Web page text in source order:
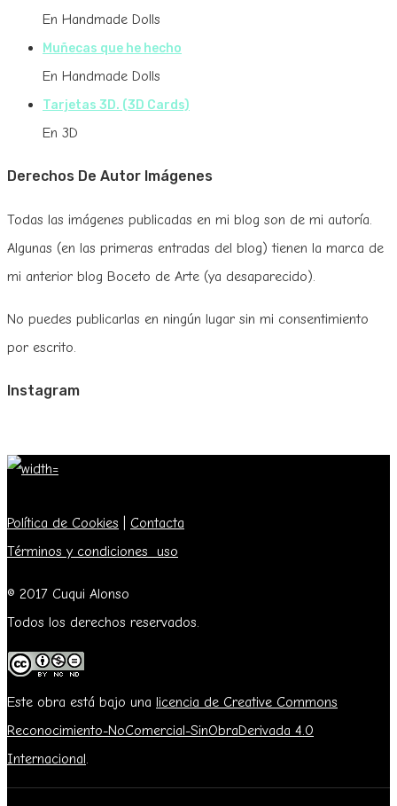
En Handmade Dolls
Muñecas que he hecho
En Handmade Dolls
Tarjetas 3D. (3D Cards)
En 3D
Derechos De Autor Imágenes
Todas las imágenes publicadas en mi blog son de mi autoría.
Algunas (en las primeras entradas del blog) tienen la marca de
mi anterior blog Boceto de Arte (ya desaparecido).
No puedes publicarlas en ningún lugar sin mi consentimiento
por escrito.
Instagram
Política de Cookies
Contacta
Términos y condiciones uso
© 2017 Cuqui Alonso
Todos los derechos reservados.
Este obra está bajo una licencia de Creative Commons
Reconocimiento-NoComercial-SinObraDerivada 4.0
Internacional.